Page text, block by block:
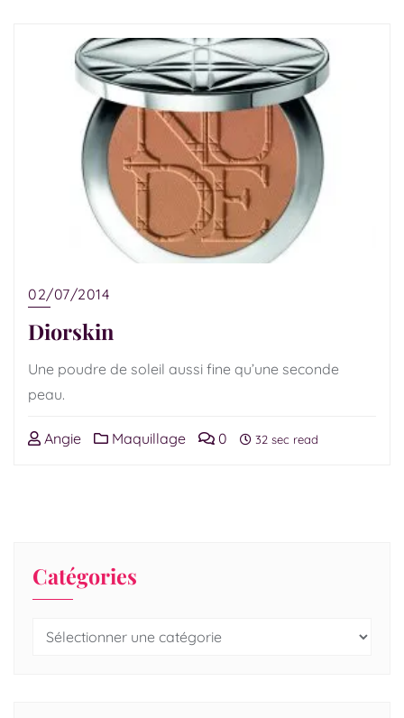
02/07/2014
Diorskin
Une poudre de soleil aussi fine qu’une seconde
peau.
Angie Maquillage 0 32 sec read
Catégories